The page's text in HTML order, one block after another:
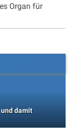
Organ für
damit